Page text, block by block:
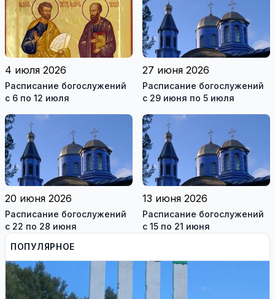
4 июля 2026
Расписание богослужений
с 6 по 12 июля
27 июня 2026
Расписание богослужений
с 29 июня по 5 июля
20 июня 2026
Расписание богослужений
с 22 по 28 июня
13 июня 2026
Расписание богослужений
с 15 по 21 июня
ПОПУЛЯРНОЕ